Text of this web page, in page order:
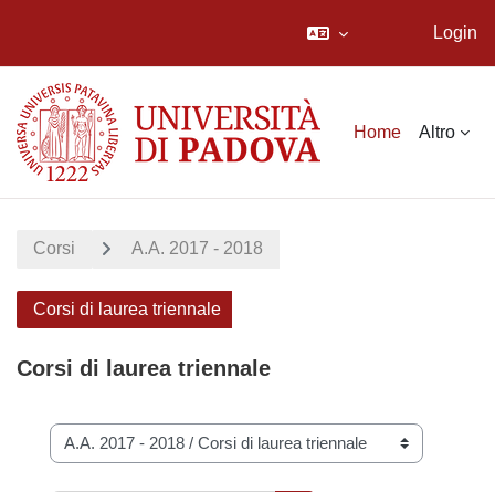
Login
Home Altro
Corsi A.A. 2017 - 2018
Corsi di laurea triennale
Corsi di laurea triennale
Categorie di corso